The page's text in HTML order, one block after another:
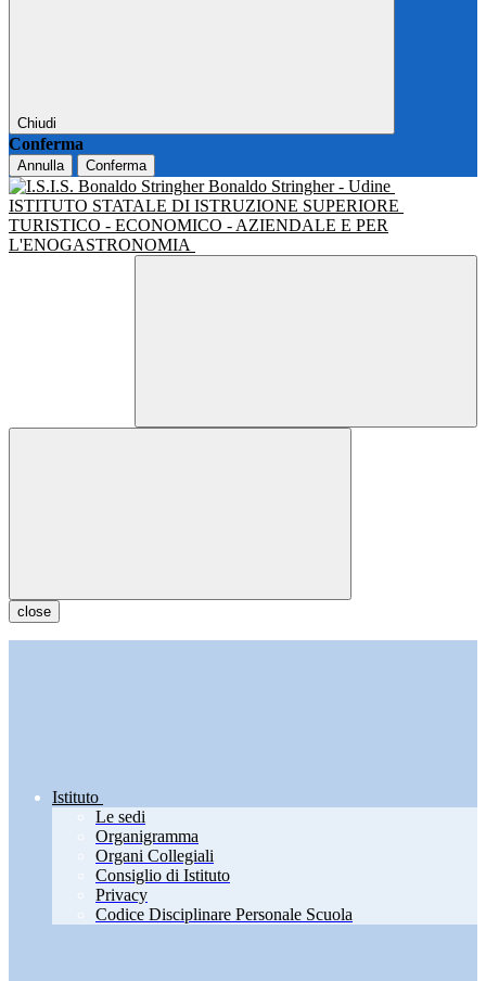
Chiudi
Conferma
Annulla Conferma
Bonaldo Stringher - Udine
ISTITUTO STATALE DI ISTRUZIONE SUPERIORE
TURISTICO - ECONOMICO - AZIENDALE E PER
L'ENOGASTRONOMIA
close
Istituto
Le sedi
Organigramma
Organi Collegiali
Consiglio di Istituto
Privacy
Codice Disciplinare Personale Scuola